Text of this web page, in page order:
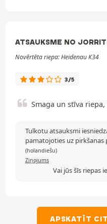
ATSAUKSME NO
Novērtēta riepa: Heidenau K34
3/5
Smaga un stīva
Tulkotu atsauksmi
pamatojoties uz pirkšanas
(holandiešu)
Ziņojums
Vai jūs šīs riepas
APSKATĪT